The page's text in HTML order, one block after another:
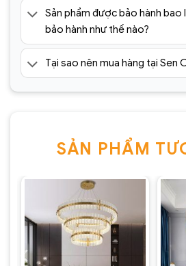
Đèn chùm pha lê cao cấp SC0176-
SR(2)
Sản phẩm được bảo hành bao
bảo hành như thế nào?
Tại sao nên mua hàng tại Sen
SẢN PHẨM